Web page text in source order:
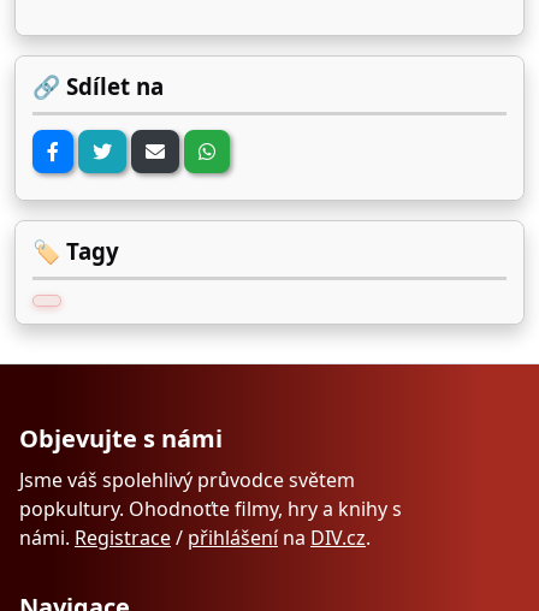
🔗 Sdílet na
🏷️ Tagy
Objevujte s námi
Jsme váš spolehlivý průvodce světem
popkultury. Ohodnoťte filmy, hry a knihy s
námi. Registrace/ přihlášenína DIV.cz.